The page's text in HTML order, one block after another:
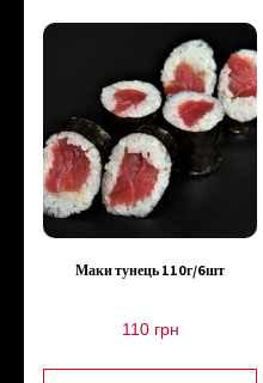
Маки тунець 110г/6шт
110 грн